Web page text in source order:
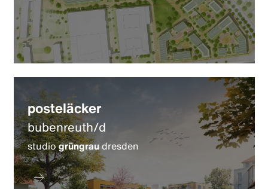
posteläcker
bubenreuth/d
studiogrüngraudresden